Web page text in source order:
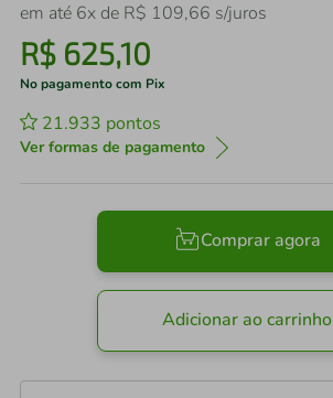
em até 6x de R$ 109,66 s/juros
R$ 625,10
No pagamento com Pix
21.933 pontos
Ver formas de pagamento
Comprar agora
Adicionar ao carrinho